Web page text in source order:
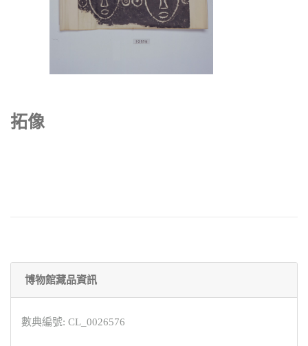
拓像
博物館藏品資訊
數典編號: CL_0026576